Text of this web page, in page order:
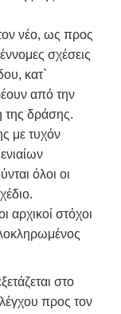
νέο, ως προς
σχέσεις
κατ`
από την
της δράσης.
με τυχόν
όλοι οι
αρχικοί στόχοι
στο
προς τον